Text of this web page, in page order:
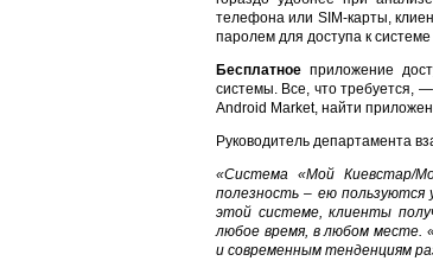
телефона или SIM-карты,
паролем для доступа к
Бесплатное приложение
системы. Все, что требуется,
Android Market, найти
Руководитель департамента
«Система «Мой Киевстар/
полезность – ею пользуются
этой системе, клиенты
любое время, в любом месте.
и современным тенденциям